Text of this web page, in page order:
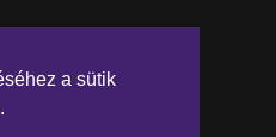
a sütik